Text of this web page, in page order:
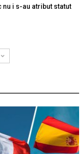
nu i s-au atribut statut